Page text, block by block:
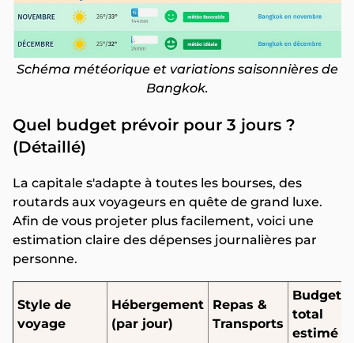
Schéma météorique et variations saisonnières de
Bangkok.
Quel budget prévoir pour 3 jours ?
(Détaillé)
La capitale s'adapte à toutes les bourses, des
routards aux voyageurs en quête de grand luxe.
Afin de vous projeter plus facilement, voici une
estimation claire des dépenses journalières par
personne.
Style de
voyage
Hébergement
(par jour)
Repas &
Transports
Budget
total
estimé